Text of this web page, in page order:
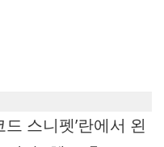
스니펫’란에서 왼